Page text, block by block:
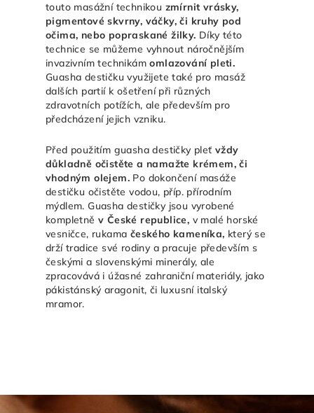
touto masážní technikou zmírnit vrásky,
pigmentové skvrny, váčky, či kruhy pod
očima, nebo popraskané žilky. Díky této
technice se můžeme vyhnout náročnějším
invazivním technikám omlazování pleti.
Guasha destičku využijete také pro masáž
dalších partií k ošetření při různých
zdravotních potížích, ale především pro
předcházení jejich vzniku.
Před použitím guasha destičky pleť vždy
důkladně očistěte a namažte krémem, či
vhodným olejem. Po dokončení masáže
destičku očistěte vodou, příp. přírodním
mýdlem. Guasha destičky jsou vyrobené
kompletněv České republice, v malé horské
vesničce, rukama českého kameníka, který se
drží tradice své rodiny a pracuje především s
českými a slovenskými minerály, ale
zpracovává i úžasné zahraniční materiály, jako
pákistánský aragonit, či luxusní italský
mramor.